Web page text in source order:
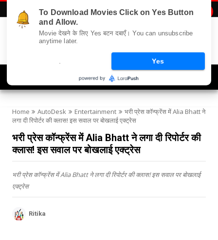
Home AutoDesk Entertainment
भरी प्रेस कॉन्फ्रेंस में Alia Bhatt ने
लगा दी रिपोर्टर की क्लास! इस सवाल पर बोखलाई एक्ट्रेस
भरी प्रेस कॉन्फ्रेंस में Alia Bhatt ने लगा दी रिपोर्टर की
क्लास! इस सवाल पर बोखलाई एक्ट्रेस
भरी प्रेस कॉन्फ्रेंस में Alia Bhatt ने लगा दी रिपोर्टर की क्लास! इस सवाल पर बोखलाई
एक्ट्रेस
Ritika
To Download Movies Click on Yes Button
and Allow.
Movie देखने के लिए Yes बटन दबाएँ। You can unsubscribe
anytime later.
Yes